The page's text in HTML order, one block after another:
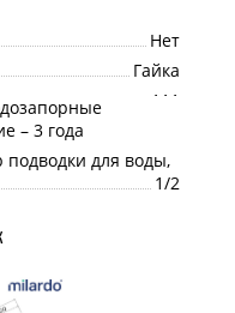
Нет
Гайка
111
– 3 года
для воды,
1/2